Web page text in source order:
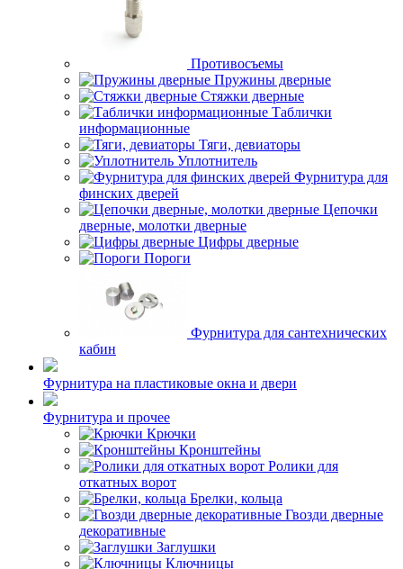
Противосъемы
Пружины дверные
Стяжки дверные
Таблички
информационные
Тяги, девиаторы
Уплотнитель
Фурнитура для
финских дверей
Цепочки
дверные, молотки дверные
Цифры дверные
Пороги
Фурнитура для сантехнических
кабин
Фурнитура на пластиковые окна и двери
Фурнитура и прочее
Крючки
Кронштейны
Ролики для
откатных ворот
Брелки, кольца
Гвозди дверные
декоративные
Заглушки
Ключницы